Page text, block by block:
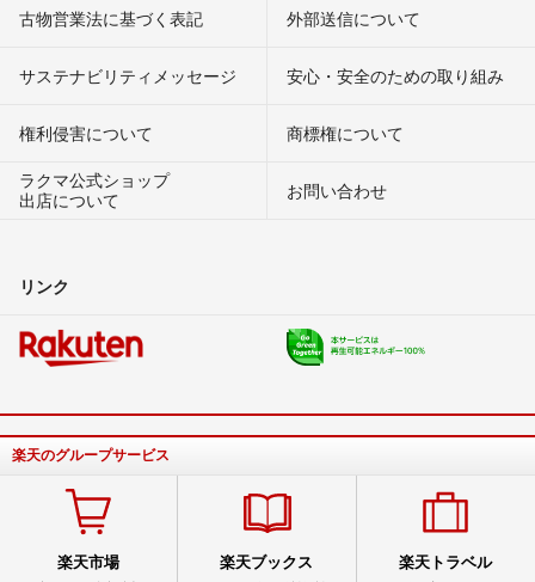
古物営業法に基づく表記 外部送信について
サステナビリティメッセージ 安心・安全のための取り組み
権利侵害について
商標権について
ラクマ公式ショップ
出店について
お問い合わせ
リンク
楽天のグループサービス
楽天市場 楽天ブックス 楽天トラベル